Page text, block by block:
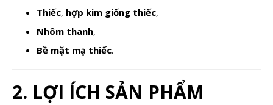
Thiếc, hợp kim giống thiếc,
Nhôm thanh,
Bề mặt mạ thiếc.
2. LỢI ÍCH SẢN PHẨM